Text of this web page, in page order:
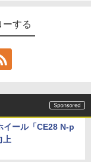
する
イール「CE28 N-p
上